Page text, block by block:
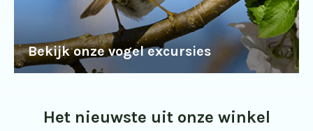
Bekijk onze vogel excursies
Het nieuwste uit onze winkel